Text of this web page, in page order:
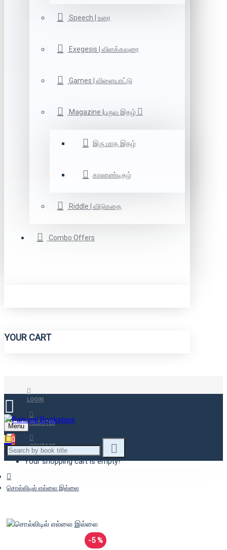
Speech | உரை
Exegesis | விளக்கவுரை
Games | விளையாட்டு
Magazine |பருவ இதழ்
இரு மாத இதழ்
காலாண்டிதழ்
Riddle | விடுகதை
Combo Offers
YOUR CART
LOGIN
REGISTER
CONTACT
Menu
0
Your shopping cart is empty!
சொல்லிடில் எல்லை இல்லை
-5 %